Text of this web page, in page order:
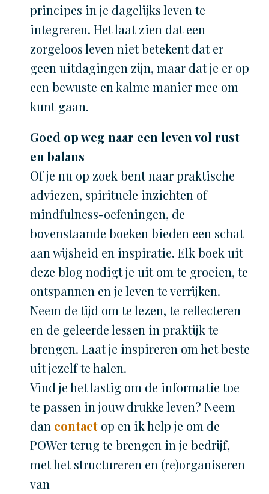
principes in je dagelijks leven te
integreren. Het laat zien dat een
zorgeloos leven niet betekent dat er
geen uitdagingen zijn, maar dat je er op
een bewuste en kalme manier mee om
kunt gaan.
Goed op weg naar een leven vol rust
en balans
Of je nu op zoek bent naar praktische
adviezen, spirituele inzichten of
mindfulness-oefeningen, de
bovenstaande boeken bieden een schat
aan wijsheid en inspiratie. Elk boek uit
deze blog nodigt je uit om te groeien, te
ontspannen en je leven te verrijken.
Neem de tijd om te lezen, te reflecteren
en de geleerde lessen in praktijk te
brengen. Laat je inspireren om het beste
uit jezelf te halen.
Vind je het lastig om de informatie toe
te passen in jouw drukke leven? Neem
dan contact op en ik help je om de
POWer terug te brengen in je bedrijf,
met het structureren en (re)organiseren
van